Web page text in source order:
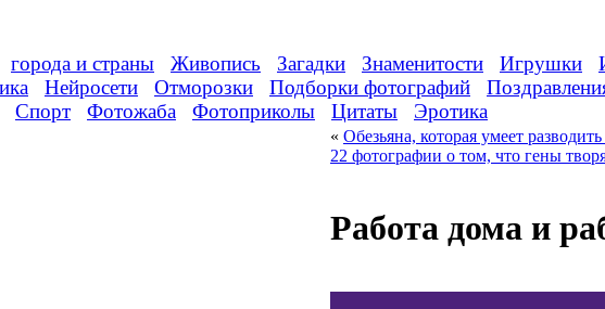
города и страны Живопись Загадки Знаменитости Игрушки
Нейросети Отморозки Подборки фотографий
Спорт Фотожаба Фотоприколы Цитаты Эротика
« Обезьяна, которая умеет
22 фотографии о том, что гены
Работа дома и